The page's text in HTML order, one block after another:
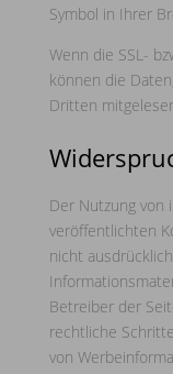
Symbol in Ihrer
Wenn die SSL-
können die
Dritten
Der Nutzung von
veröffentlichten
nicht
Betreiber der
rechtliche
von